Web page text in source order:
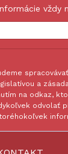
vždy
a
na odkaz,
odvolať